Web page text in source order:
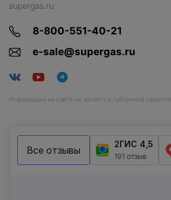
supergas.ru
8-800-551-40-21
e-sale@supergas.ru
Информация на сайте не является публичной офертой